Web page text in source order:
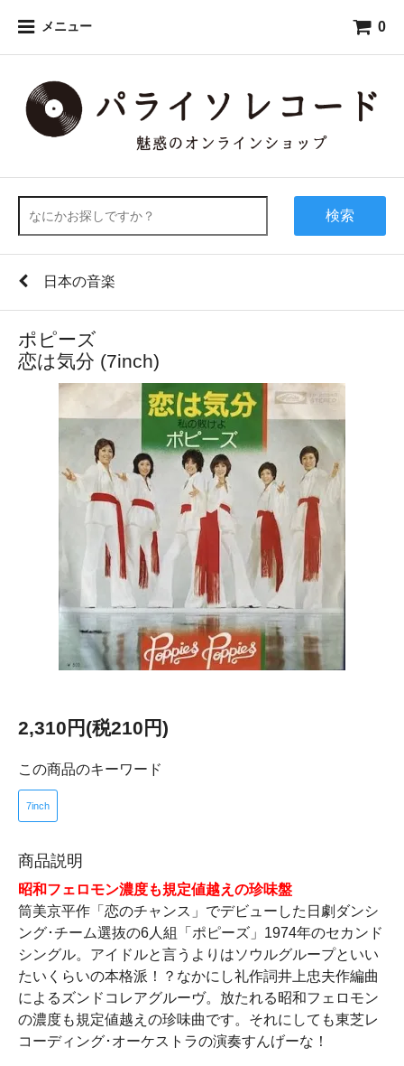
メニュー 0
検索
日本の音楽
ポピーズ
恋は気分 (7inch)
2,310円(税210円)
この商品のキーワード
7inch
商品説明
昭和フェロモン濃度も規定値越えの珍味盤
筒美京平作「恋のチャンス」でデビューした日劇ダンシ
ング･チーム選抜の6人組「ポピーズ」1974年のセカンド
シングル。アイドルと言うよりはソウルグループといい
たいくらいの本格派！？なかにし礼作詞井上忠夫作編曲
によるズンドコレアグルーヴ。放たれる昭和フェロモン
の濃度も規定値越えの珍味曲です。それにしても東芝レ
コーディング･オーケストラの演奏すんげーな！